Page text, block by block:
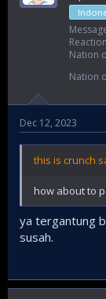
Nation
Nation
Dec 12, 2023
this is crunch
how about to
ya tergantung
susah.